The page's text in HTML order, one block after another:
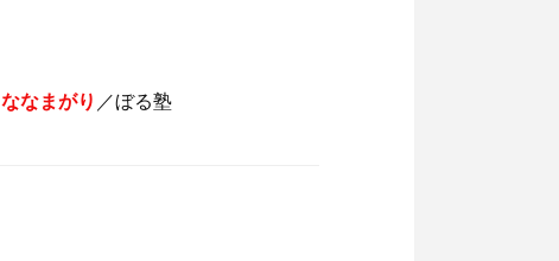
ななまがり ／ぼる塾